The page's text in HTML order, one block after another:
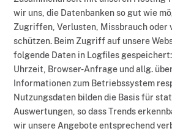
wir uns, die Datenbanken so gut wie
Zugriffen, Verlusten, Missbrauch oder
schützen. Beim Zugriff auf unsere
folgende Daten in Logfiles
Uhrzeit, Browser-Anfrage und allg.
Informationen zum Betriebssystem
Nutzungsdaten bilden die Basis für
Auswertungen, so dass Trends
wir unsere Angebote entsprechend